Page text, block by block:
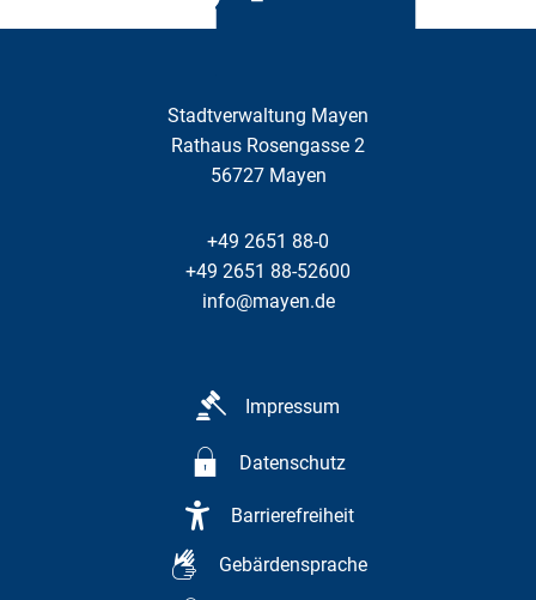
Stadtverwaltung Mayen
Rathaus Rosengasse 2
56727 Mayen
+49 2651 88-0
+49 2651 88-52600
info@mayen.de
Impressum
Datenschutz
Barrierefreiheit
Gebärdensprache